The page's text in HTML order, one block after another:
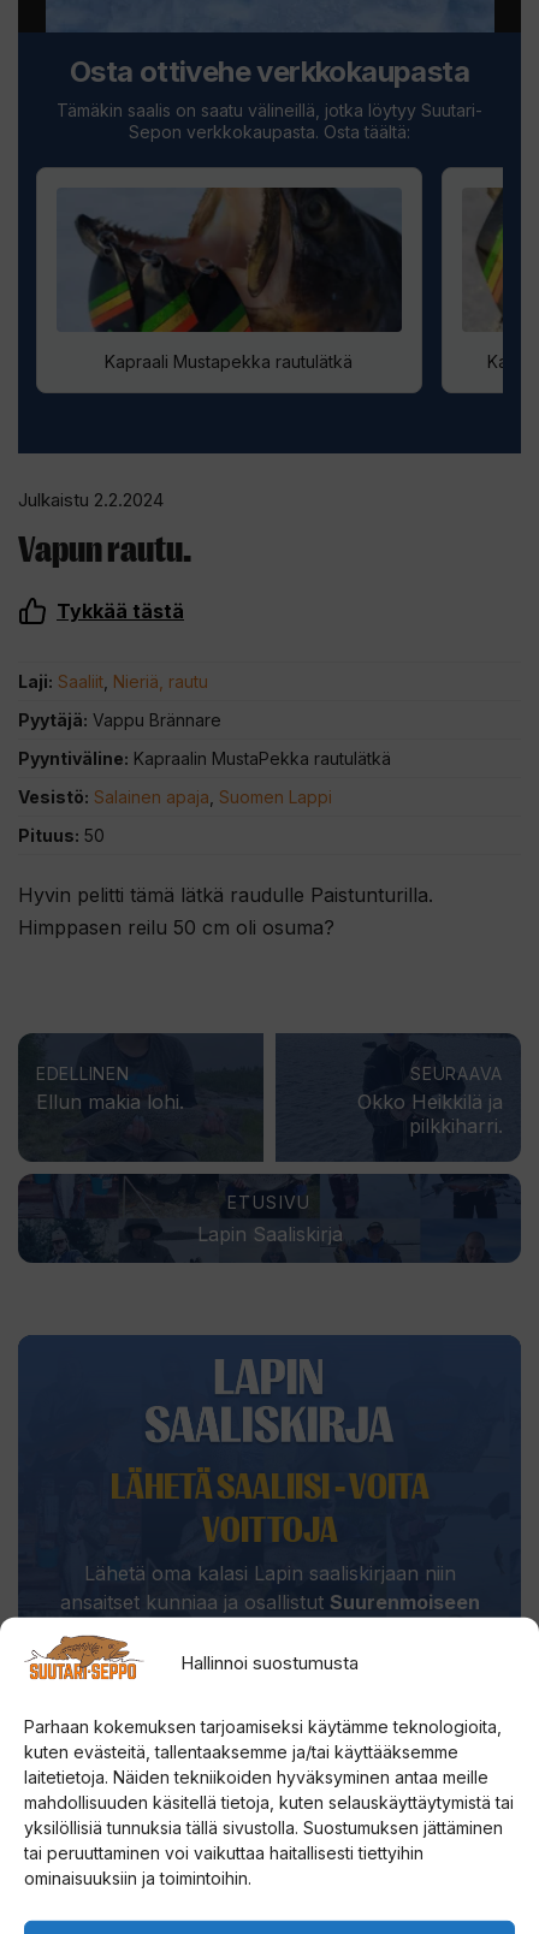
Hallinnoi suostumusta
Parhaan kokemuksen tarjoamiseksi käytämme teknologioita,
kuten evästeitä, tallentaaksemme ja/tai käyttääksemme
laitetietoja. Näiden tekniikoiden hyväksyminen antaa meille
mahdollisuuden käsitellä tietoja, kuten selauskäyttäytymistä tai
yksilöllisiä tunnuksia tällä sivustolla. Suostumuksen jättäminen
tai peruuttaminen voi vaikuttaa haitallisesti tiettyihin
ominaisuuksiin ja toimintoihin.
Osta ottivehe verkkokaupasta
Tämäkin saalis on saatu välineillä, jotka löytyy Suutari-
Sepon verkkokaupasta. Osta täältä:
Kapraali Mustapekka rautulätkä
Julkaistu 2.2.2024
Vapun rautu.
Tykkää tästä
Laji: Saaliit, Nieriä, rautu
Pyytäjä: Vappu Brännare
Pyyntiväline: Kapraalin MustaPekka rautulätkä
Vesistö: Salainen apaja, Suomen Lappi
Pituus: 50
Hyvin pelitti tämä lätkä raudulle Paistunturilla.
Himppasen reilu 50 cm oli osuma?
EDELLINEN
Ellun makia lohi.
ETUSIVU
Lapin Saaliskirja
SEURAAVA
Okko Heikkilä ja
pilkkiharri.
LÄHETÄ SAALIISI - VOITA
VOITTOJA
Lähetä oma kalasi Lapin saaliskirjaan niin
ansaitset kunniaa ja osallistut Suurenmoiseen
Saaliskisaan
SUUTARI-SEPON